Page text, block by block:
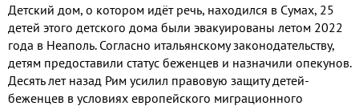
Детский дом, о котором идёт речь, находился в Сумах, 25
детей этого детского дома были эвакуированы летом 2022
года в Неаполь. Согласно итальянскому законодательству,
детям предоставили статус беженцев и назначили опекунов.
Десять лет назад Рим усилил правовую защиту детей-
беженцев в условиях европейского миграционного